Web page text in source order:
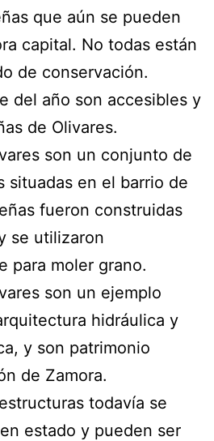
que aún se pueden
capital. No todas están
de conservación.
del año son accesibles y
de Olivares.
son un conjunto de
situadas en el barrio de
fueron construidas
se utilizaron
para moler grano.
son un ejemplo
hidráulica y
y son patrimonio
de Zamora.
todavía se
estado y pueden ser